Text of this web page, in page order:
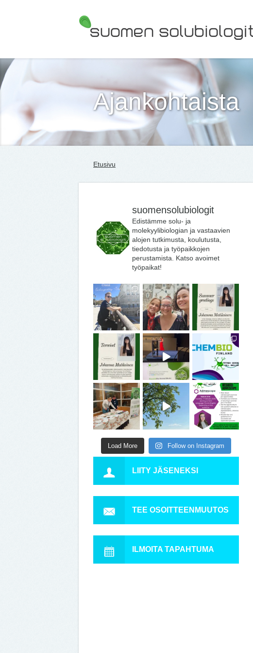
Ajankohtaista
Etusivu
suomensolubiologit
Edistämme solu- ja
molekyylibiologian ja vastaavien
alojen tutkimusta, koulutusta,
tiedotusta ja työpaikkojen
perustamista. Katso avoimet
työpaikat!
Load More Follow on Instagram
LIITY JÄSENEKSI
TEE OSOITTEENMUUTOS
ILMOITA TAPAHTUMA